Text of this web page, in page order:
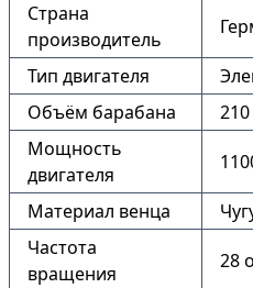
Страна
производитель
Тип двигателя
Объём барабана
Мощность
двигателя
Материал венца
Частота
вращения
28